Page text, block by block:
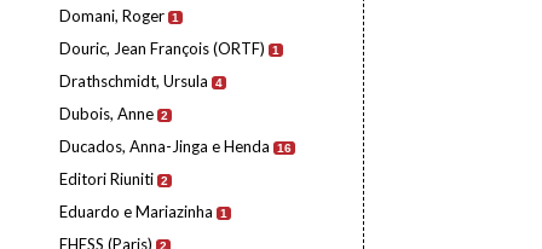
Domani, Roger 1
Douric, Jean François (ORTF) 1
Drathschmidt, Ursula 4
Dubois, Anne 2
Ducados, Anna-Jinga e Henda 16
Editori Riuniti 2
Eduardo e Mariazinha 1
EHESS (Paris) 2